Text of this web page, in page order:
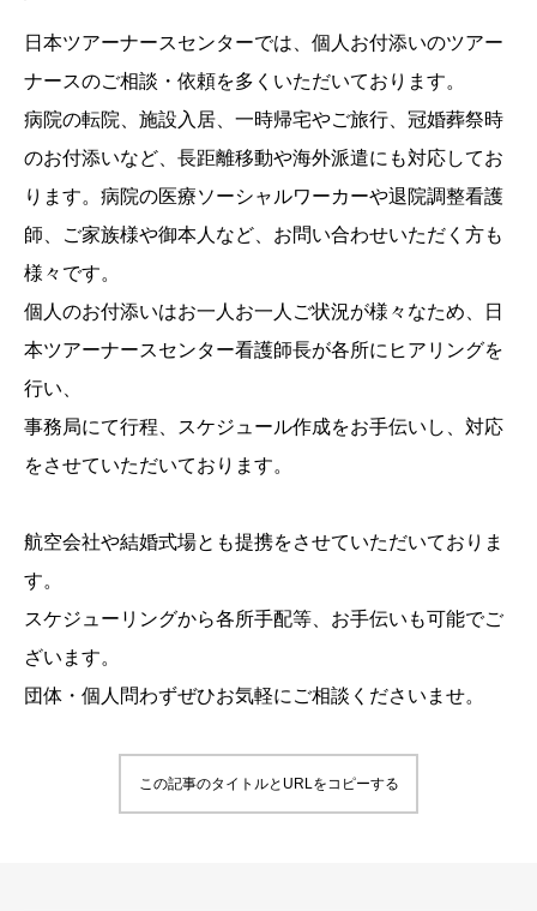
日本ツアーナースセンターでは、個人お付添いのツアー
ナースのご相談・依頼を多くいただいております。
病院の転院、施設入居、一時帰宅やご旅行、冠婚葬祭時
のお付添いなど、長距離移動や海外派遣にも対応してお
ります。病院の医療ソーシャルワーカーや退院調整看護
師、ご家族様や御本人など、お問い合わせいただく方も
様々です。
個人のお付添いはお一人お一人ご状況が様々なため、日
本ツアーナースセンター看護師長が各所にヒアリングを
行い、
事務局にて行程、スケジュール作成をお手伝いし、対応
をさせていただいております。
航空会社や結婚式場とも提携をさせていただいておりま
す。
スケジューリングから各所手配等、お手伝いも可能でご
ざいます。
団体・個人問わずぜひお気軽にご相談くださいませ。
この記事のタイトルとURLをコピーする